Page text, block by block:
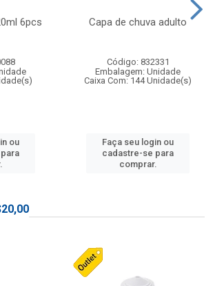
6pcs
ou
Capa de chuva adulto
Código: 832331
Embalagem: Unidade
Caixa Com: 144 Unidade(s)
Faça seu login ou
cadastre-se para
comprar.